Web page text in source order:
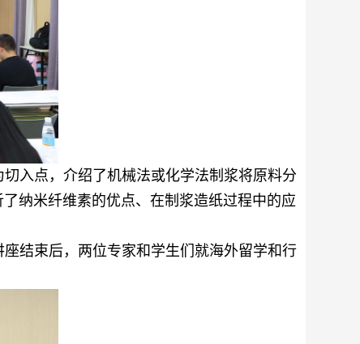
入点，介绍了机械法或化学法制浆将原料分
纳米纤维素的优点、在制浆造纸过程中的应
座结束后， 两位专家和 学生们就海外留学和行